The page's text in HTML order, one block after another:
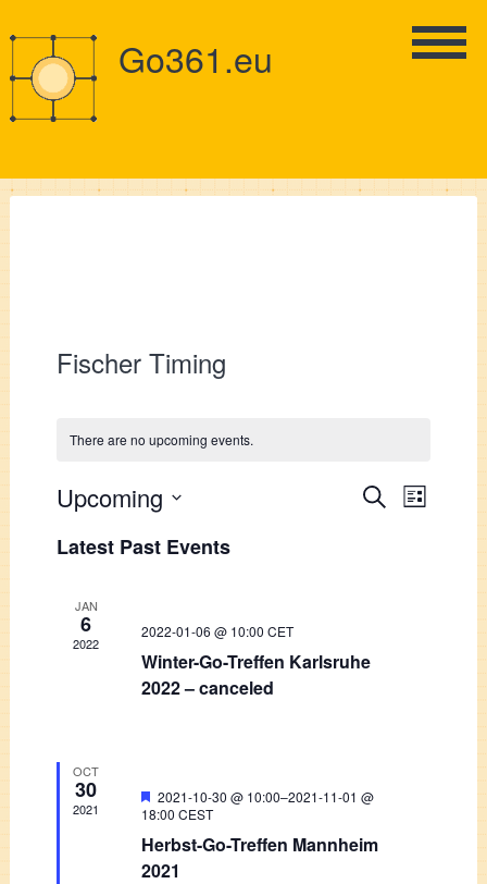
Go361.eu
Fischer Timing
There are no upcoming events.
Events
Navigation
SearchEvent
List
Upcoming
date.
Latest Past Events
JAN
6
2022
2022-01-06 @ 10:00 CET
Winter-Go-Treffen Karlsruhe
2022 – canceled
OCT
30
2021
Featured
2021-10-30 @ 10:00–2021-11-01 @
18:00 CEST
Herbst-Go-Treffen Mannheim
2021